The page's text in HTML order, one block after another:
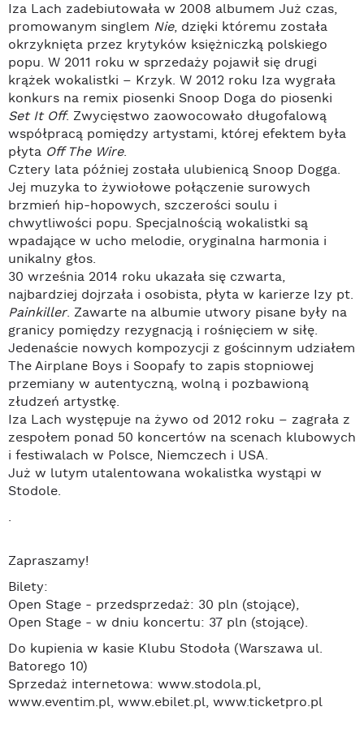
Iza Lach zadebiutowała w 2008 albumem Już czas,
promowanym singlem Nie, dzięki któremu została
okrzyknięta przez krytyków księżniczką polskiego
popu. W 2011 roku w sprzedaży pojawił się drugi
krążek wokalistki – Krzyk. W 2012 roku Iza wygrała
konkurs na remix piosenki Snoop Doga do piosenki
Set It Off. Zwycięstwo zaowocowało długofalową
współpracą pomiędzy artystami, której efektem była
płyta Off The Wire.
Cztery lata później została ulubienicą Snoop Dogga.
Jej muzyka to żywiołowe połączenie surowych
brzmień hip-hopowych, szczerości soulu i
chwytliwości popu. Specjalnością wokalistki są
wpadające w ucho melodie, oryginalna harmonia i
unikalny głos.
30 września 2014 roku ukazała się czwarta,
najbardziej dojrzała i osobista, płyta w karierze Izy pt.
Painkiller. Zawarte na albumie utwory pisane były na
granicy pomiędzy rezygnacją i rośnięciem w siłę.
Jedenaście nowych kompozycji z gościnnym udziałem
The Airplane Boys i Soopafy to zapis stopniowej
przemiany w autentyczną, wolną i pozbawioną
złudzeń artystkę.
Iza Lach występuje na żywo od 2012 roku – zagrała z
zespołem ponad 50 koncertów na scenach klubowych
i festiwalach w Polsce, Niemczech i USA.
Już w lutym utalentowana wokalistka wystąpi w
Stodole.
.
Zapraszamy!
Bilety:
Open Stage - przedsprzedaż: 30 pln (stojące),
Open Stage - w dniu koncertu: 37 pln (stojące).
Do kupienia w kasie Klubu Stodoła (Warszawa ul.
Batorego 10)
Sprzedaż internetowa: www.stodola.pl,
www.eventim.pl, www.ebilet.pl, www.ticketpro.pl